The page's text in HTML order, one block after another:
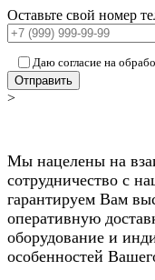
Оставьте свой номер
Даю согласие на
Отправить
>
Мы нацелены на
сотрудничество с
гарантируем Вам
оперативную
оборудование и
особенностей